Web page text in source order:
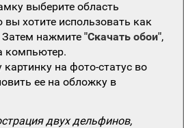
выберите область
хотите использовать как
Затем нажмите "Скачать обои",
компьютер.
на фото-статус во
ее на обложку в
двух дельфинов,